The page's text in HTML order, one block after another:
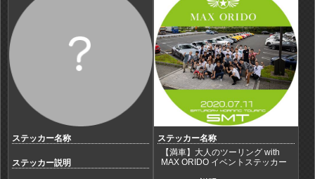
ステッカー名称
ステッカー説明
ステッカー名称
【満車】大人のツーリング with
MAX ORIDO イベントステッカー